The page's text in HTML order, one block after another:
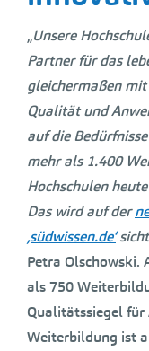
„Unsere
Partner für das
gleichermaßen
Qualität und
auf die
mehr als 1.400
Hochschulen
Das wird auf der
‚südwissen.de‘
Petra Olschowski.
als 750
Qualitätssiegel für
Weiterbildung ist